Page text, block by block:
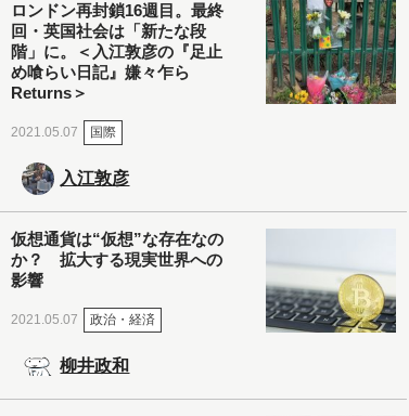
ロンドン再封鎖16週目。最終
回・英国社会は「新たな段
階」に。＜入江敦彦の『足止
め喰らい日記』嫌々乍ら
Returns＞
2021.05.07 国際
入江敦彦
仮想通貨は“仮想”な存在なの
か？ 拡大する現実世界への
影響
2021.05.07 政治・経済
柳井政和